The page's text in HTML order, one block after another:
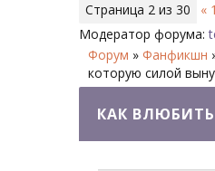
Страница 2 из 30 « 1
Модератор форума:
Форум » Фанфикшн
которую силой
КАК ВЛЮБИТЬ